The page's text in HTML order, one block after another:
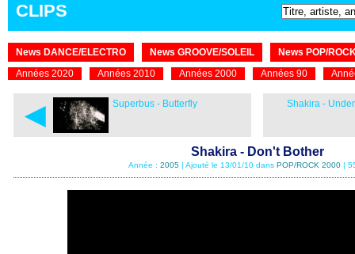
CLIPS
News DANCE/ELECTRO News GROOVE/SOLEIL
News POP/
Années 2020
Années 2010 Années 2000 Années 90
◄ Superbus - Butterfly Shakira -
Shakira - Don't Bother
Année : 2005| Ajouté le 13/01/10 dans POP/ROCK 2000|